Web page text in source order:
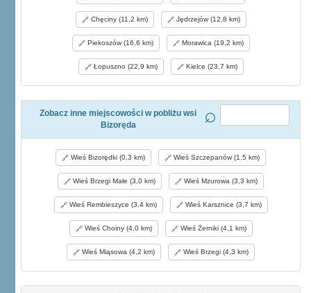
Chęciny (11,2 km) Jędrzejów (12,8 km)
Piekoszów (16,6 km) Morawica (19,2 km)
Łopuszno (22,9 km) Kielce (23,7 km)
Zobacz inne miejscowości w pobliżu wsi
Bizoręda
Wieś Bizorędki (0,3 km) Wieś Szczepanów (1,5 km)
Wieś Brzegi Małe (3,0 km) Wieś Mzurowa (3,3 km)
Wieś Rembieszyce (3,4 km) Wieś Karsznice (3,7 km)
Wieś Choiny (4,0 km) Wieś Żerniki (4,1 km)
Wieś Miąsowa (4,2 km) Wieś Brzegi (4,3 km)